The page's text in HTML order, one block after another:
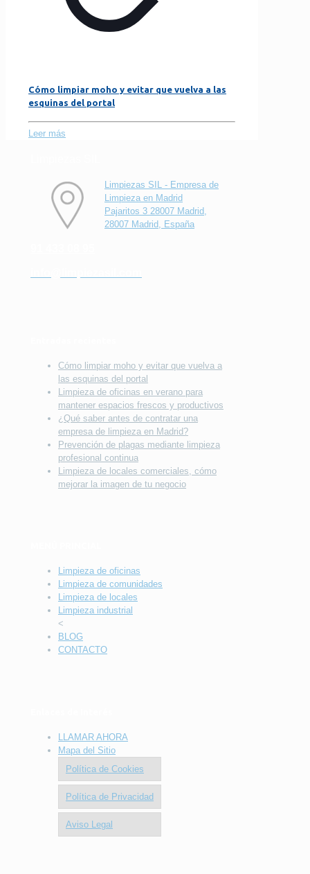
Cómo limpiar moho y evitar que vuelva a las
esquinas del portal
Leer más
Limpiezas SIL - Empresa de
Limpieza en Madrid
Pajaritos 3 28007 Madrid,
28007 Madrid, España
Cómo limpiar moho y evitar que vuelva a
las esquinas del portal
Limpieza de oficinas en verano para
mantener espacios frescos y productivos
¿Qué saber antes de contratar una
empresa de limpieza en Madrid?
Prevención de plagas mediante limpieza
profesional continua
Limpieza de locales comerciales, cómo
mejorar la imagen de tu negocio
Limpieza de oficinas
Limpieza de comunidades
Limpieza de locales
Limpieza industrial
<
BLOG
CONTACTO
LLAMAR AHORA
Mapa del Sitio
Política de Cookies
Política de Privacidad
Aviso Legal